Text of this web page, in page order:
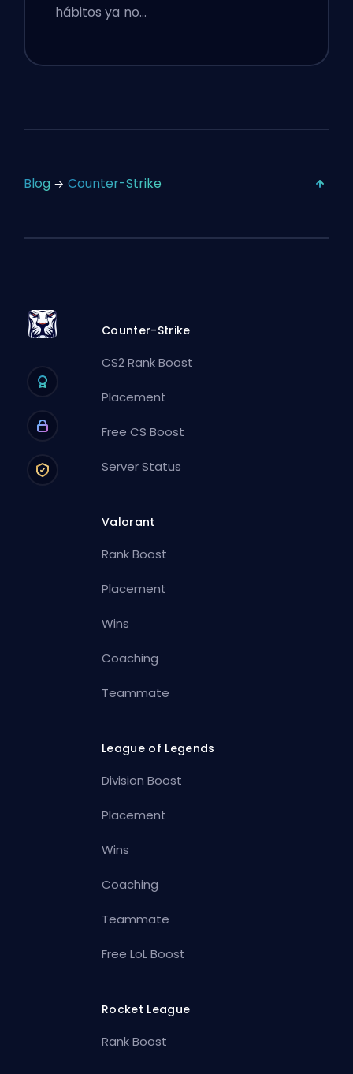
hábitos ya no…
Blog Counter-Strike
Counter-Strike
CS2 Rank Boost
Placement
Free CS Boost
Server Status
Valorant
Rank Boost
Placement
Wins
Coaching
Teammate
League of Legends
Division Boost
Placement
Wins
Coaching
Teammate
Free LoL Boost
Rocket League
Rank Boost